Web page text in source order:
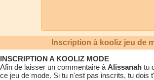
Inscription à kooliz jeu de
INSCRIPTION A KOOLIZ MODE
Afin de laisser un commentaire à Alissanah tu
ce jeu de mode. Si tu n'est pas inscrits, tu dois